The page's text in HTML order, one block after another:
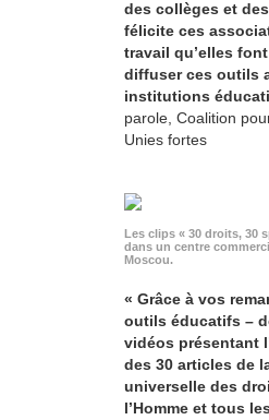
des collèges et
félicite ces
travail qu’elles
diffuser ces outils
institutions
parole, Coalition
Unies fortes
Les clips « 30 droits, 30
dans un centre
Moscou.
« Grâce à vos
outils éducatifs –
vidéos présentant
des 30 articles de
universelle des
l’Homme et tous